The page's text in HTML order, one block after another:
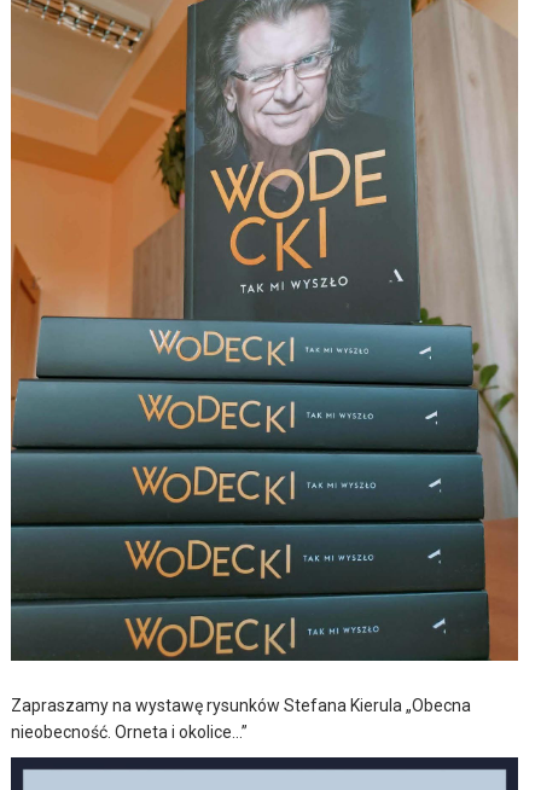
Zapraszamy na wystawę rysunków Stefana Kierula „Obecna
nieobecność. Orneta i okolice…”